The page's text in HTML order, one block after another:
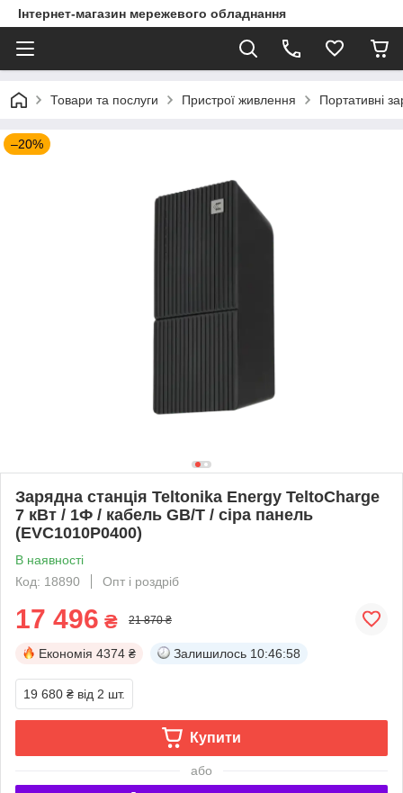
Інтернет-магазин мережевого обладнання
Товари та послуги Пристрої живлення Портативні
–20%
Зарядна станція Teltonika Energy TeltoCharge
7 кВт / 1Ф / кабель GB/T / сіра панель
(EVC1010P0400)
В наявності
Код: 18890
Опт і роздріб
17 496 ₴ 21 870 ₴
Економія 4374 ₴ Залишилось 10:46:58
19 680 ₴ від 2 шт.
Купити
або